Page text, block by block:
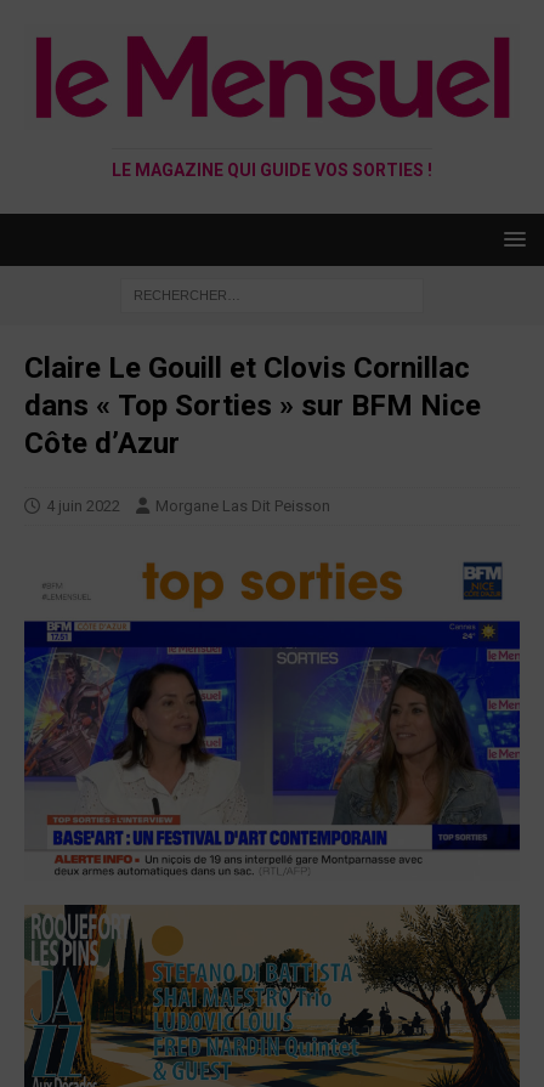
LE MAGAZINE QUI GUIDE VOS SORTIES !
Claire Le Gouill et Clovis Cornillac
dans « Top Sorties » sur BFM Nice
Côte d’Azur
4 juin 2022 Morgane Las Dit Peisson